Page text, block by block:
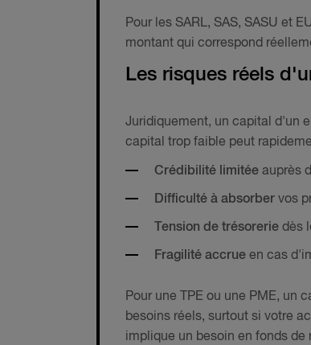
Pour les SARL, SAS, SASU et
montant qui correspond
Les risques réels
Juridiquement, un capital d'un
capital trop faible peut
Crédibilité limitée auprès
Difficulté à absorber vos
Tension de trésorerie dès
Fragilité accrue en cas
Pour une TPE ou une PME, un
besoins réels, surtout si votre
implique un besoin en fonds de